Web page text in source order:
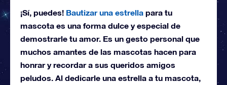
¡Sí, puedes! Bautizar una estrella para tu
mascota es una forma dulce y especial de
demostrarle tu amor. Es un gesto personal que
muchos amantes de las mascotas hacen para
honrar y recordar a sus queridos amigos
peludos. Al dedicarle una estrella a tu mascota,